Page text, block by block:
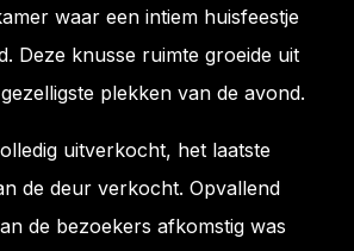
waar een intiem huisfeestje
Deze knusse ruimte groeide uit
plekken van de avond.
uitverkocht, het laatste
de deur verkocht. Opvallend
de bezoekers afkomstig was